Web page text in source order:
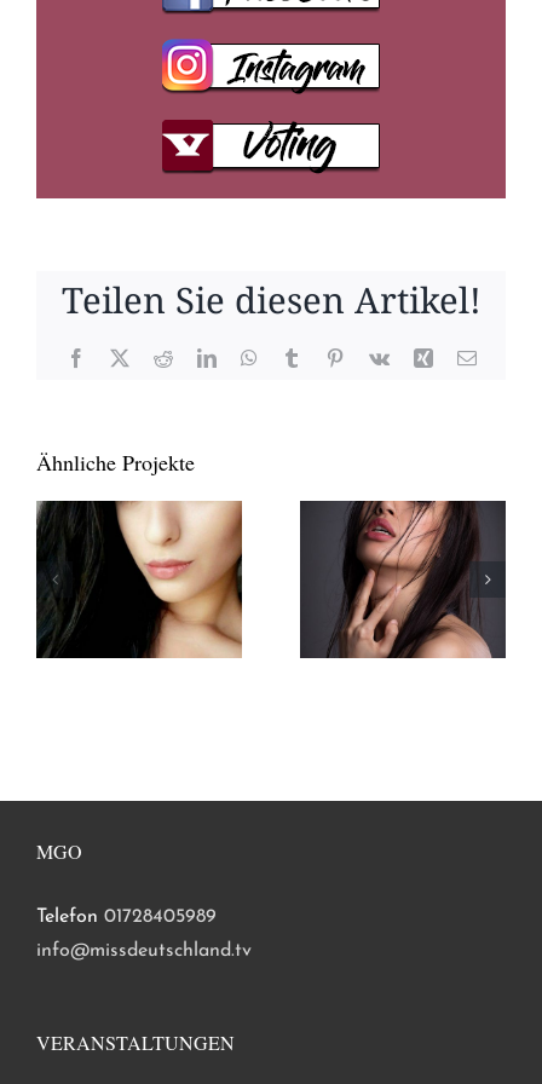
Teilen Sie diesen Artikel!
Facebook
X RedditLinkedInWhatsApp
TumblrPinterest
Vk Xing E-
Ähnliche Projekte
MGO
Telefon 01728405989
info@missdeutschland.tv
VERANSTALTUNGEN